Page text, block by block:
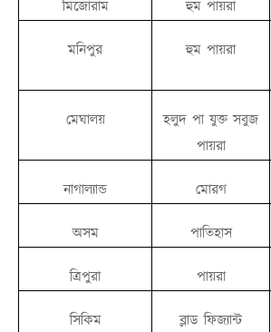
মিজোরাম হুম পায়রা
মনিপুর হুম পায়রা
মেঘালয়
হলুদ পা যুক্ত সবুজ
পায়রা
নাগাল্যান্ড মোরগ
অসম পাতিহাস
ত্রিপুরা পায়রা
সিকিম ব্লাড ফিজ্যান্ট